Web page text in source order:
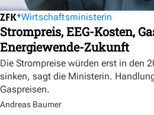
Wirtschaftsministerin
Strompreis, EEG-Kosten,
Energiewende-Zukunft
Die Strompreise würden erst in den
sinken, sagt die Ministerin.
Gaspreisen.
Andreas Baumer